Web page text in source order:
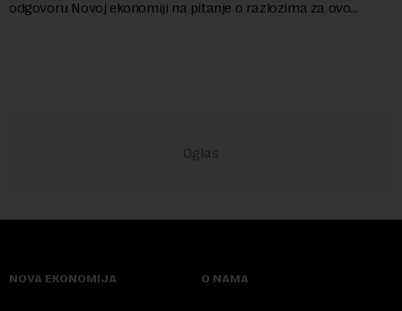
odgovoru Novoj ekonomiji na pitanje o razlozima za ovo
NOVA EKONOMIJA O NAMA